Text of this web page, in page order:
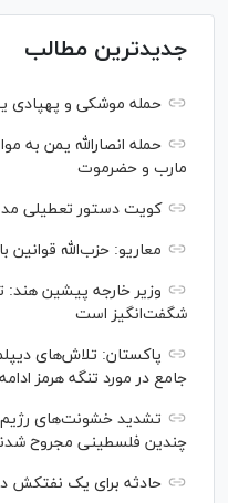
جدیدترین مطالب
حمله موشکی و پهپادی
حمله انصارالله یمن به
مارب و حضرموت
کویت دستور تعطیلی
معاریو: حزب‌الله قوانین
وزیر خارجه پیشین هند:
شگفت‌انگیز است
پاکستان: تلاش‌های
جامع در مورد تنگه هرمز
تشدید خشونت‌های رژیم
چندین فلسطینی مجروح
حادثه برای یک نفتکش